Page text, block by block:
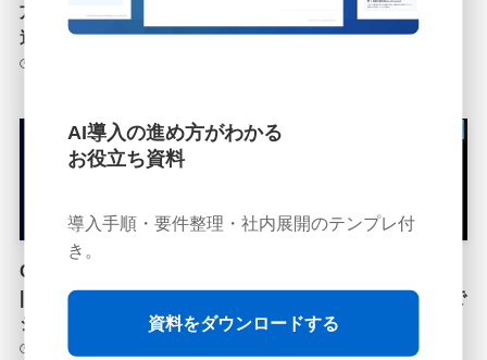
方・活用方法やGPTsとの
違いを解説
他のツールとの違いを解説
2025年9月2日
Gemini
Gemini(ジェミニ) AI自動化
|「スケジュールされたアク
ション」について解説
2025年9月2日
Google Workspace 連携で
業務爆速！設定方法から
Gmail・カレンダー・ドキ
AI導入の進め方がわかる
お役立ち資料
導入手順・要件整理・社内展開のテンプレ付
き。
資料をダウンロードする